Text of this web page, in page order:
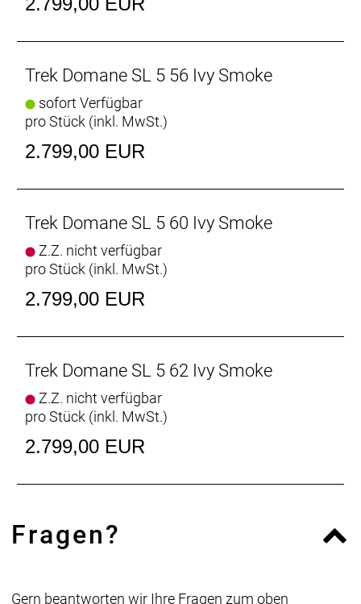
Scheibenaufnahme, 160 mm // Shimano RT70,
Center Lock Scheibenaufnahme, 160 mm
Max. Bremsscheibendu
Vorderradbremse: Shimano CL700, Center Lock
Center Lock Scheibenaufnahme, 160 mm
Reifen: Bontrager Kwaremont Pro TLR, Tubeless-
Ready, faltbarer Wulstkern, Race Dual-Compound,
120 TPI, 700 x 32 mm
Carbongabelschaft, interne Bremszugführung,
Scheibenbremsaufnahme, 12 x 100 mm
Steckachse
Schaltwerk vorne: Shimano 105 R7100,
Anlötversion, Down-Swing
Schaltwerk hinten: Shimano 105 R7100, max. 36 Z.
Kurbelsatz: Shimano 105 R7100, 50/34 Z., 165 mm
Trek Domane SL 5 56 Ivy Smoke
sofort Verfügbar
pro Stück (inkl. MwSt.)
2.799,00 EUR
Trek Domane SL 5 60 Ivy Smoke
Z.Z. nicht verfügbar
pro Stück (inkl. MwSt.)
2.799,00 EUR
Trek Domane SL 5 62 Ivy Smoke
Z.Z. nicht verfügbar
pro Stück (inkl. MwSt.)
2.799,00 EUR
Fragen?
Gern beantworten wir Ihre Fragen zum oben